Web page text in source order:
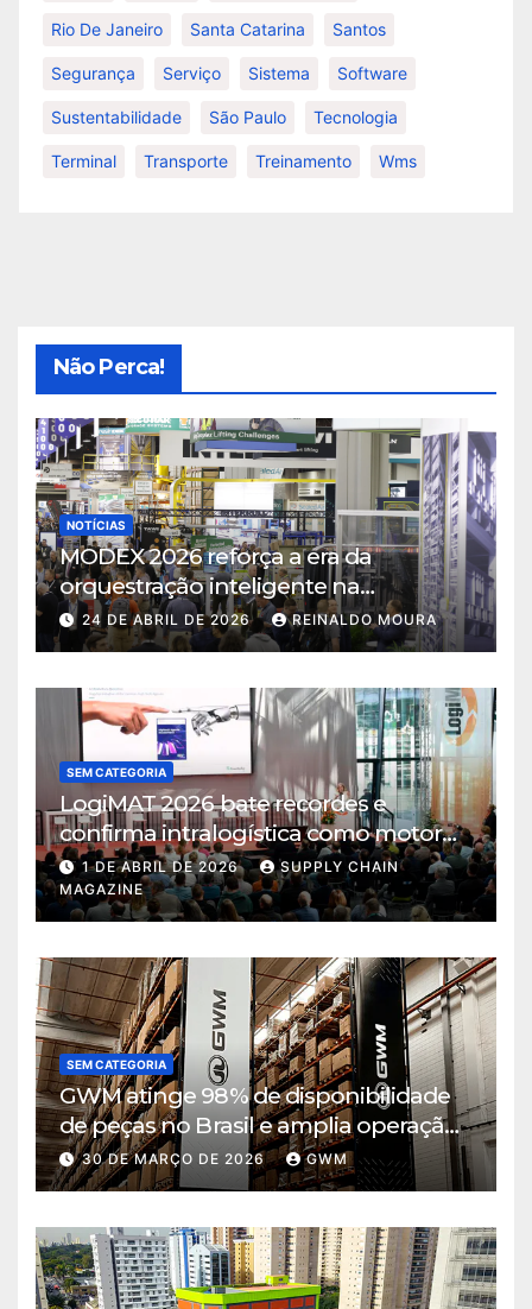
Rio De Janeiro Santa Catarina Santos
Segurança Serviço Sistema Software
Sustentabilidade São Paulo Tecnologia
Terminal Transporte Treinamento Wms
Não Perca!
NOTÍCIAS
MODEX 2026 reforça a era da
orquestração inteligente na
intralogística
24 DE ABRIL DE 2026 REINALDO MOURA
SEM CATEGORIA
LogiMAT 2026 bate recordes e
confirma intralogística como motor
de decisão em tempos de incerteza
1 DE ABRIL DE 2026
SUPPLY CHAIN
MAGAZINE
SEM CATEGORIA
GWM atinge 98% de disponibilidade
de peças no Brasil e amplia operação
logística em Cajamar
30 DE MARÇO DE 2026 GWM